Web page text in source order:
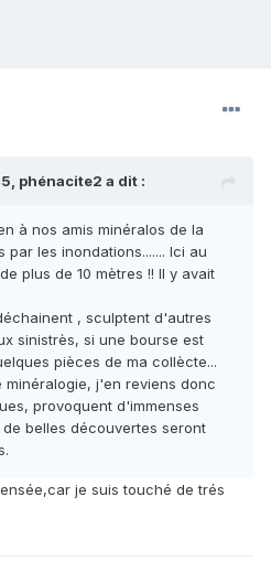
phénacite2 a dit :
à nos amis minéralos de la
les inondations....... Ici au
plus de 10 mètres !! Il y avait
, sculptent d'autres
sinistrès, si une bourse est
pièces de ma collècte...
j'en reviens donc
provoquent d'immenses
belles découvertes seront
je suis touché de trés